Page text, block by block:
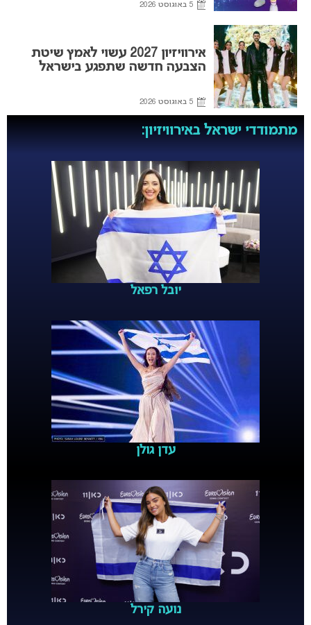
5 באוגוסט 2026
אירוויזיון 2027 עשוי לאמץ שיטת
הצבעה חדשה שתפגע בישראל
5 באוגוסט 2026
מתמודדי ישראל באירוויזיון:
יובל רפאל
עדן גולן
נועה קירל